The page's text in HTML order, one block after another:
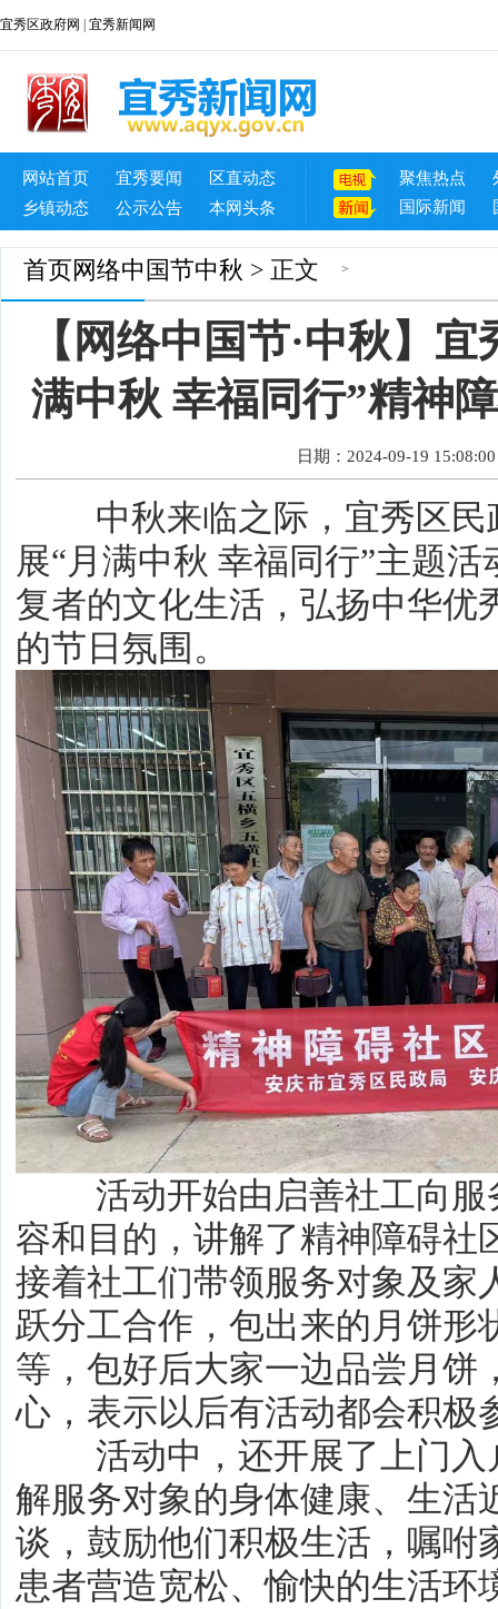
宜秀区政府网 宜秀新闻网
网站首页 宜秀要闻
区直动态
乡镇动态
公示公告 本网头条
聚焦热点
国际新闻
首页 >
网络中国节中秋 > 正文
【网络中国节·中秋】
满中秋 幸福同行”精神
日期：2024-09-19 15:08:00
中秋来临之际，宜秀区民
展“月满中秋 幸福同行”主题
复者的文化生活，弘扬中华优
的节日氛围。
活动开始由启善社工向服
容和目的，讲解了精神障碍社
接着社工们带领服务对象及家
跃分工合作，包出来的月饼形
等，包好后大家一边品尝月饼
心，表示以后有活动都会积极
活动中，还开展了上门入
解服务对象的身体健康、生活
谈，鼓励他们积极生活，嘱咐
患者营造宽松、愉快的生活环